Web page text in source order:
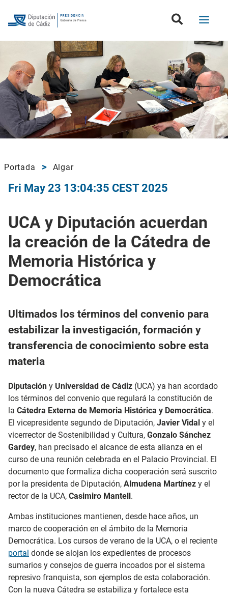
Portada Algar
Fri May 23 13:04:35 CEST 2025
UCA y Diputación acuerdan
la creación de la Cátedra de
Memoria Histórica y
Democrática
Ultimados los términos del convenio para
estabilizar la investigación, formación y
transferencia de conocimiento sobre esta
materia
Diputación y Universidad de Cádiz (UCA) ya han acordado
los términos del convenio que regulará la constitución de
la Cátedra Externa de Memoria Histórica y Democrática.
El vicepresidente segundo de Diputación, Javier Vidal y el
vicerrector de Sostenibilidad y Cultura, Gonzalo Sánchez
Gardey, han precisado el alcance de esta alianza en el
curso de una reunión celebrada en el Palacio Provincial. El
documento que formaliza dicha cooperación será suscrito
por la presidenta de Diputación, Almudena Martínez y el
rector de la UCA, Casimiro Mantell.
Ambas instituciones mantienen, desde hace años, un
marco de cooperación en el ámbito de la Memoria
Democrática. Los cursos de verano de la UCA, o el reciente
portal donde se alojan los expedientes de procesos
sumarios y consejos de guerra incoados por el sistema
represivo franquista, son ejemplos de esta colaboración.
Con la nueva Cátedra se estabiliza y fortalece esta